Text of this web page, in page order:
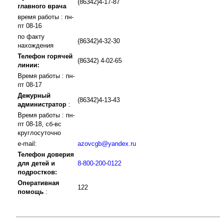
главного врача
(86342)4-17-87
время работы : пн-
пт 08-16
по факту
нахождения
(86342)4-32-30
Телефон горячей
линии:
(86342) 4-02-65
Время работы : пн-
пт 08-17
Дежурный
администратор :
(86342)4-13-43
Время работы : пн-
пт 08-18, сб-вс
круглосуточно
e-mail:
azovcgb@yandex.ru
Телефон доверия
для детей и
подростков:
8-800-200-0122
Оперативная
помощь :
122